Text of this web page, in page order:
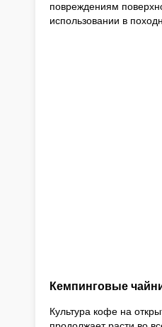
повреждениям
использовании в
Кемпинговые
Культура кофе на